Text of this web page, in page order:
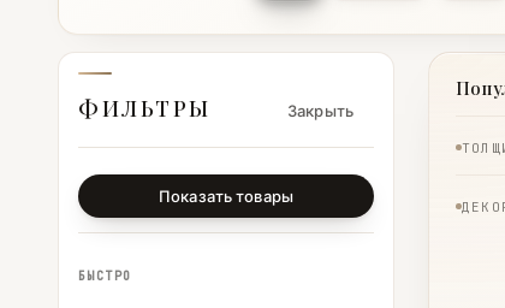
ФИЛЬТРЫ Закрыть
Показать товары
БЫСТРО